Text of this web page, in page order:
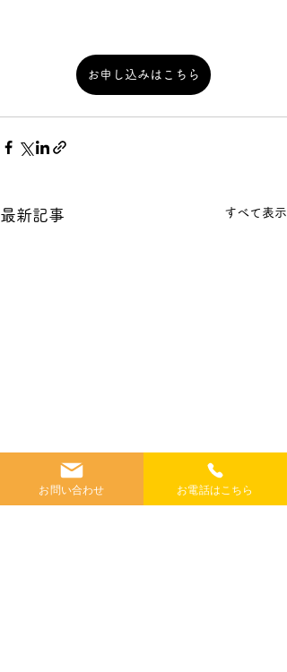
お申し込みはこちら
最新記事 すべて表示
お問い合わせ お電話はこちら